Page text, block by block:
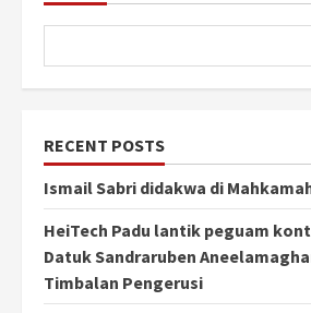
RECENT POSTS
Ismail Sabri didakwa di
HeiTech Padu lantik peguam
Datuk Sandraruben
Timbalan Pengerusi